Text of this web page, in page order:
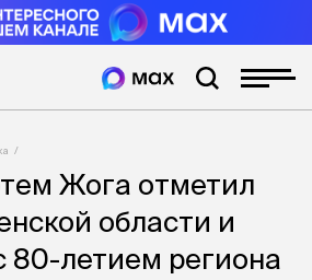
Жога отметил
области и
80-летием региона